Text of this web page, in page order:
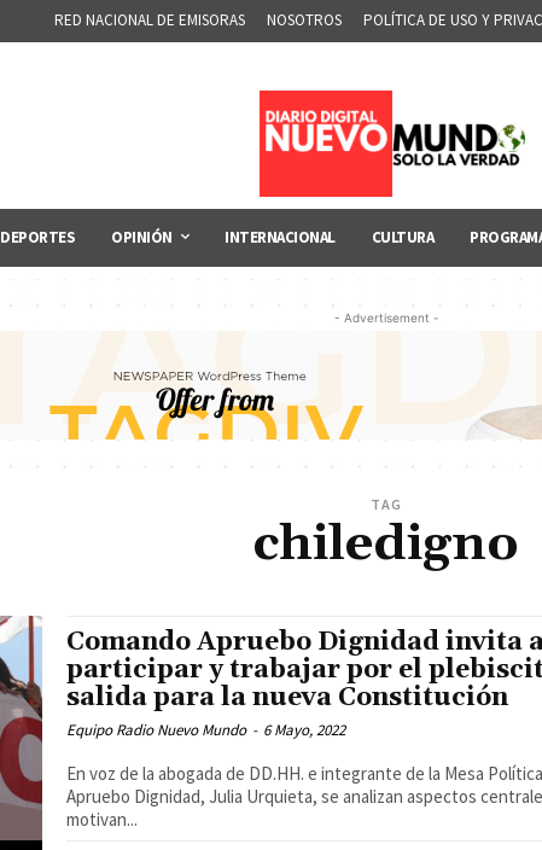
RED NACIONAL DE EMISORAS NOSOTROS POLÍTICA DE USO Y
DEPORTES OPINIÓN INTERNACIONAL CULTURA
- Advertisement -
TAG
chiledigno
Comando Apruebo Dignidad invita
participar y trabajar por el
salida para la nueva Constitución
Equipo Radio Nuevo Mundo - 6 Mayo, 2022
En voz de la abogada de DD.HH. e integrante de la Mesa
Apruebo Dignidad, Julia Urquieta, se analizan aspectos
motivan...